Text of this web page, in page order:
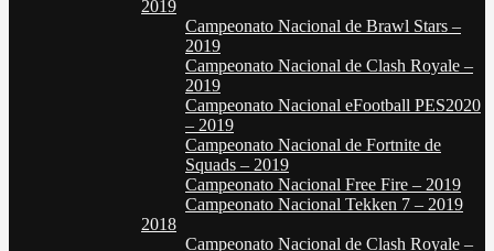
2019
Campeonato Nacional de Brawl Stars –
2019
Campeonato Nacional de Clash Royale –
2019
Campeonato Nacional eFootball PES2020
– 2019
Campeonato Nacional de Fortnite de
Squads – 2019
Campeonato Nacional Free Fire – 2019
Campeonato Nacional Tekken 7 – 2019
2018
Campeonato Nacional de Clash Royale –